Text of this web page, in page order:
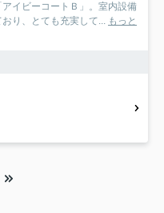
イビーコートＢ」。室内設備
り、とても充実して... もっと